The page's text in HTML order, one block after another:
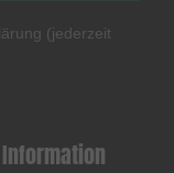
(jederzeit